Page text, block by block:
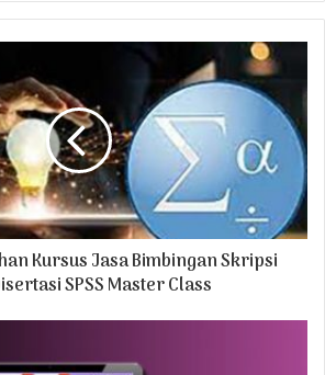
Kursus Jasa Bimbingan Skripsi
SPSS Master Class